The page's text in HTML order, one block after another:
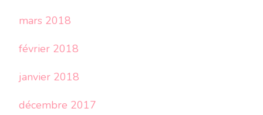
mars 2018
février 2018
janvier 2018
décembre 2017